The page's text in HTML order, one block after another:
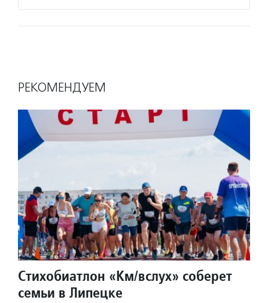
РЕКОМЕНДУЕМ
Стихобиатлон «Км/вслух» соберет
семьи в Липецке